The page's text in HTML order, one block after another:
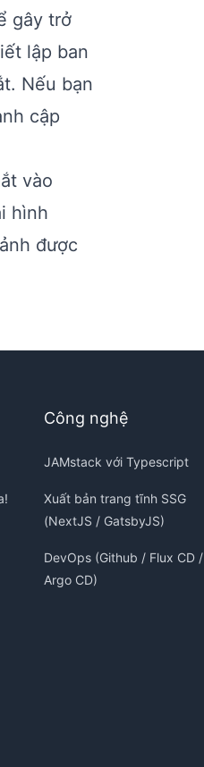
gây trở
lập ban
Nếu bạn
cập
vào
hình
được
Công nghệ
JAMstack với Typescript
Xuất bản trang tĩnh SSG
(NextJS / GatsbyJS)
DevOps (Github / Flux CD /
Argo CD)